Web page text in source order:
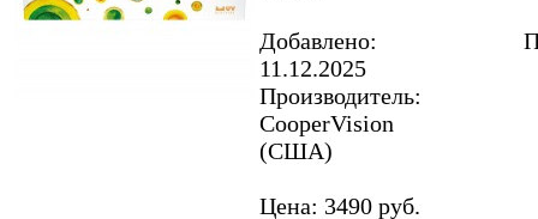
Добавлено:
11.12.2025
Производитель:
CooperVision
(США)
Цена: 3490 руб.